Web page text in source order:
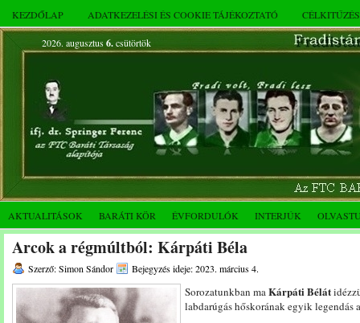
KEZDŐLAP ADATKEZELÉSI ÉS COOKIE TÁJÉKOZTATÓ
2026. augusztus 6.csütörtök
AKTUALITÁSOK BARÁTI KÖR ÉVFORDULÓK INTERJÚK
Arcok a régmúltból: Kárpáti Béla
Szerző: Simon Sándor Bejegyzés ideje: 2023. március 4.
Sorozatunkban maKárpáti Bélát
labdarúgás hőskorának egyik legendás